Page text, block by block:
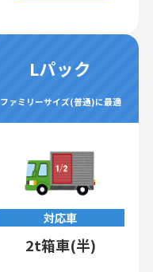
Lパック
ファミリーサイズ(普通)に最適
対応車
2t箱車(半)